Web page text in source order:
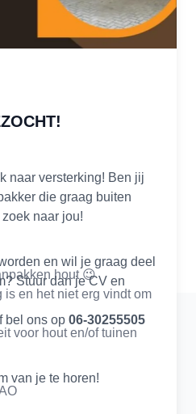
naar versterking! Ben jij
die graag buiten
naar jou!
hout 😉
is en het niet erg vindt om
voor hout en/of tuinen
en wil je graag deel
Stuur dan je CV en
bel ons op 06-30255505
van je te horen!